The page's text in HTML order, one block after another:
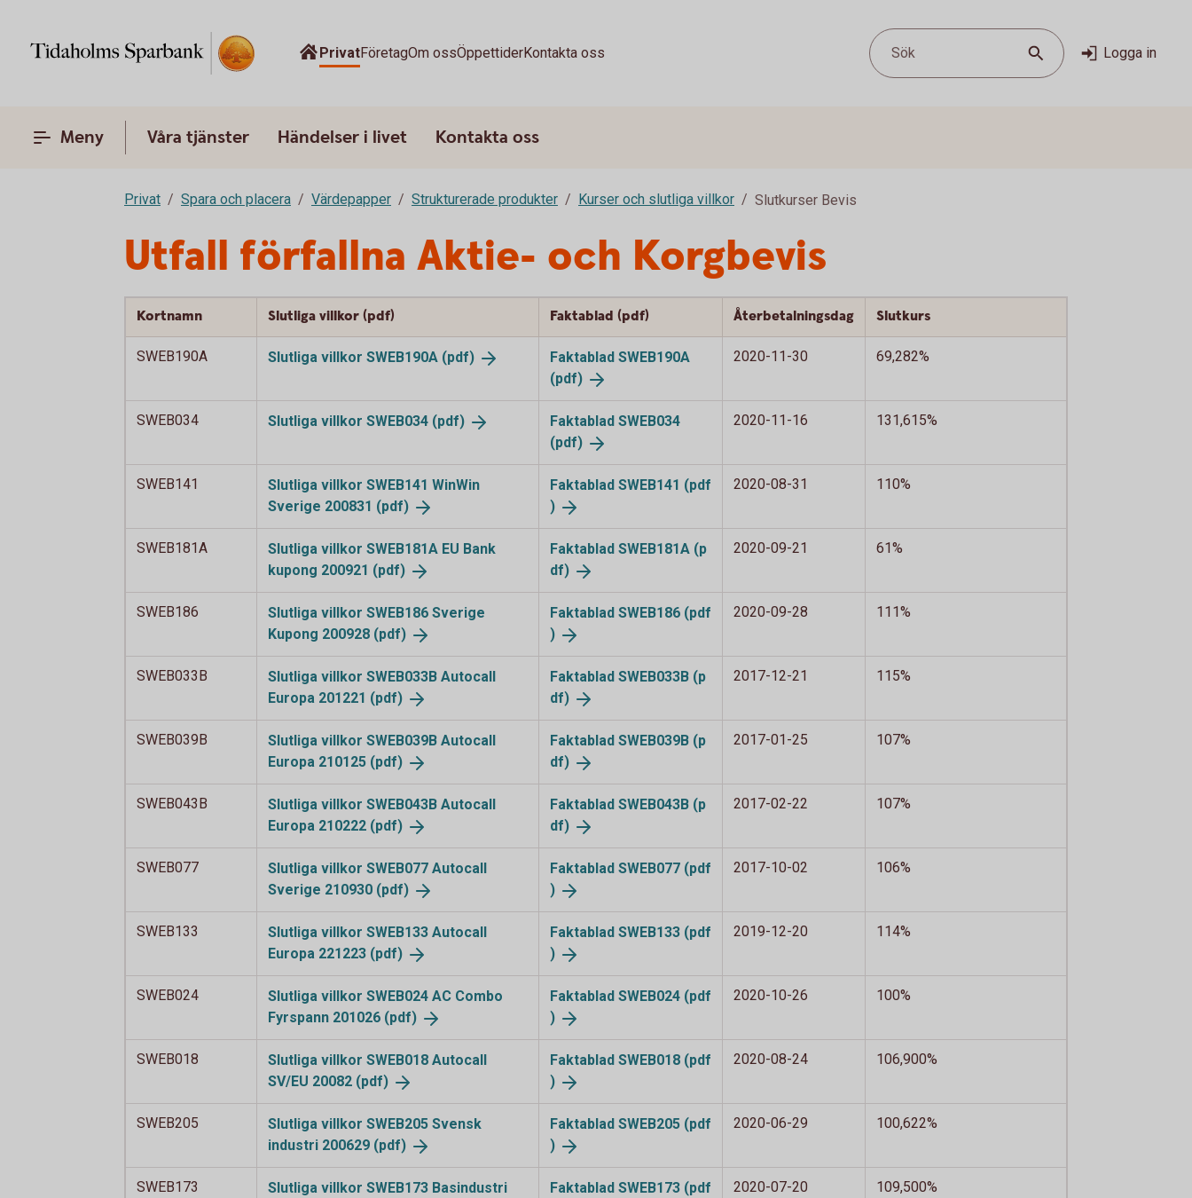
PrivatFöretagOm ossÖppettiderKontakta oss Sök Logga in
Meny Våra tjänster Händelser i livet Kontakta oss
Privat Spara och placera Värdepapper Strukturerade produkter Kurser och slutliga villkor Slutkurser Bevis
Utfall förfallna Aktie- och Korgbevis
Kortnamn Slutliga villkor (pdf) Faktablad (pdf) Återbetalningsdag Slutkurs
SWEB190A Slutliga villkor SWEB190A (pdf)
Faktablad SWEB190A
(pdf)
2020-11-30 69,282%
SWEB034 Slutliga villkor SWEB034 (pdf)
Faktablad SWEB034
(pdf)
2020-11-16 131,615%
SWEB141
Slutliga villkor SWEB141 WinWin
Sverige 200831 (pdf)
Faktablad SWEB141 (pdf
)
2020-08-31 110%
SWEB181A
Slutliga villkor SWEB181A EU Bank
kupong 200921 (pdf)
Faktablad SWEB181A (p
df)
2020-09-21 61%
SWEB186
Slutliga villkor SWEB186 Sverige
Kupong 200928 (pdf)
Faktablad SWEB186 (pdf
)
2020-09-28 111%
SWEB033B
Slutliga villkor SWEB033B Autocall
Europa 201221 (pdf)
Faktablad SWEB033B (p
df)
2017-12-21 115%
SWEB039B
Slutliga villkor SWEB039B Autocall
Europa 210125 (pdf)
Faktablad SWEB039B (p
df)
2017-01-25 107%
SWEB043B
Slutliga villkor SWEB043B Autocall
Europa 210222 (pdf)
Faktablad SWEB043B (p
df)
2017-02-22 107%
SWEB077
Slutliga villkor SWEB077 Autocall
Sverige 210930 (pdf)
Faktablad SWEB077 (pdf
)
2017-10-02 106%
SWEB133
Slutliga villkor SWEB133 Autocall
Europa 221223 (pdf)
Faktablad SWEB133 (pdf
)
2019-12-20 114%
SWEB024
Slutliga villkor SWEB024 AC Combo
Fyrspann 201026 (pdf)
Faktablad SWEB024 (pdf
)
2020-10-26 100%
SWEB018
Slutliga villkor SWEB018 Autocall
SV/EU 20082 (pdf)
Faktablad SWEB018 (pdf
)
2020-08-24 106,900%
SWEB205
Slutliga villkor SWEB205 Svensk
industri 200629 (pdf)
Faktablad SWEB205 (pdf
)
2020-06-29 100,622%
SWEB173
Slutliga villkor SWEB173 Basindustri
Faktablad SWEB173 (pdf
2020-07-20 109,500%